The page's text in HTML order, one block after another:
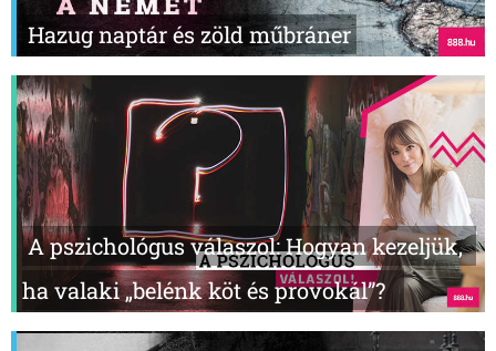
Hazug naptár és zöld műbráner
A pszichológus válaszol: Hogyan kezeljük,
ha valaki „belénk köt és provokál”?